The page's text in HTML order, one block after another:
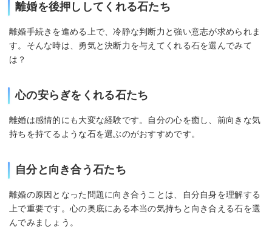
離婚を後押ししてくれる石たち
離婚手続きを進める上で、冷静な判断力と強い意志が求められま
す。そんな時は、勇気と決断力を与えてくれる石を選んでみて
は？
心の安らぎをくれる石たち
離婚は感情的にも大変な経験です。自分の心を癒し、前向きな気
持ちを持てるような石を選ぶのがおすすめです。
自分と向き合う石たち
離婚の原因となった問題に向き合うことは、自分自身を理解する
上で重要です。心の奥底にある本当の気持ちと向き合える石を選
んでみましょう。